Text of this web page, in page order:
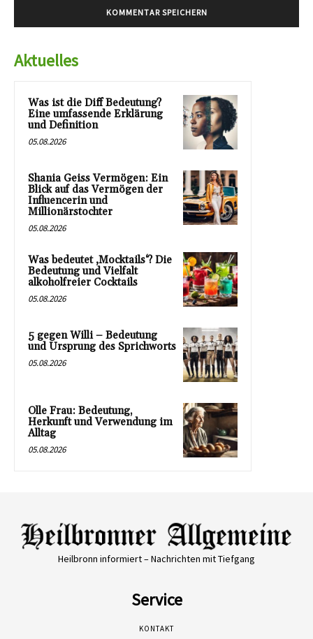
Aktuelles
Was ist die Diff Bedeutung?
Eine umfassende Erklärung
und Definition
05.08.2026
Shania Geiss Vermögen: Ein
Blick auf das Vermögen der
Influencerin und
Millionärstochter
05.08.2026
Was bedeutet ‚Mocktails‘? Die
Bedeutung und Vielfalt
alkoholfreier Cocktails
05.08.2026
5 gegen Willi – Bedeutung
und Ursprung des Sprichworts
05.08.2026
Olle Frau: Bedeutung,
Herkunft und Verwendung im
Alltag
05.08.2026
Heilbronn informiert – Nachrichten mit Tiefgang
Service
KONTAKT